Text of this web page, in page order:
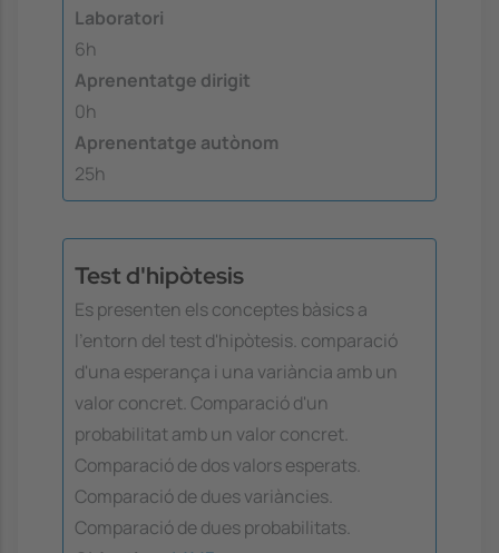
Laboratori
6h
Aprenentatge dirigit
0h
Aprenentatge autònom
25h
Test d'hipòtesis
Es presenten els conceptes bàsics a
l'entorn del test d'hipòtesis. comparació
d'una esperança i una variància amb un
valor concret. Comparació d'un
probabilitat amb un valor concret.
Comparació de dos valors esperats.
Comparació de dues variàncies.
Comparació de dues probabilitats.